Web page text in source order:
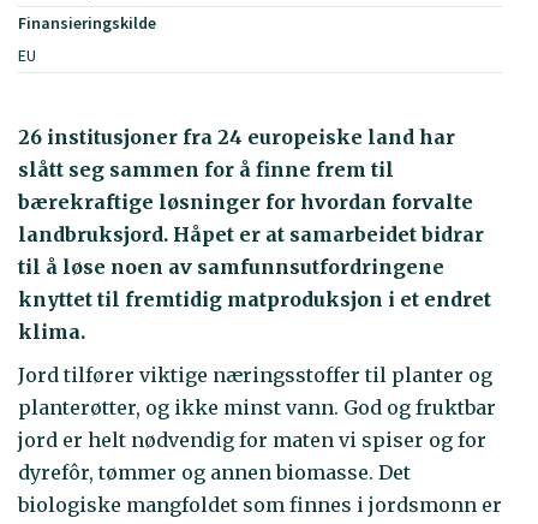
Finansieringskilde
EU
26 institusjoner fra 24 europeiske land har
slått seg sammen for å finne frem til
bærekraftige løsninger for hvordan forvalte
landbruksjord. Håpet er at samarbeidet bidrar
til å løse noen av samfunnsutfordringene
knyttet til fremtidig matproduksjon i et endret
klima.
Jord tilfører viktige næringsstoffer til planter og
planterøtter, og ikke minst vann. God og fruktbar
jord er helt nødvendig for maten vi spiser og for
dyrefôr, tømmer og annen biomasse. Det
biologiske mangfoldet som finnes i jordsmonn er